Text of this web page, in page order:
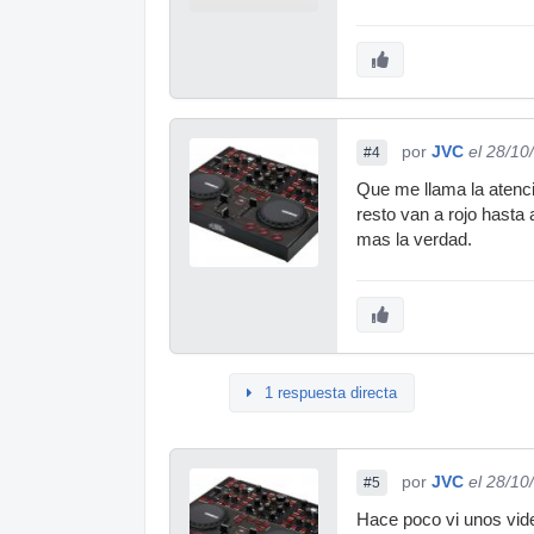
#4 por JVC el 28/
Que me llama la
resto van a rojo hasta
mas la verdad.
1 respuesta directa
#5 por JVC el 28/
Hace poco vi unos